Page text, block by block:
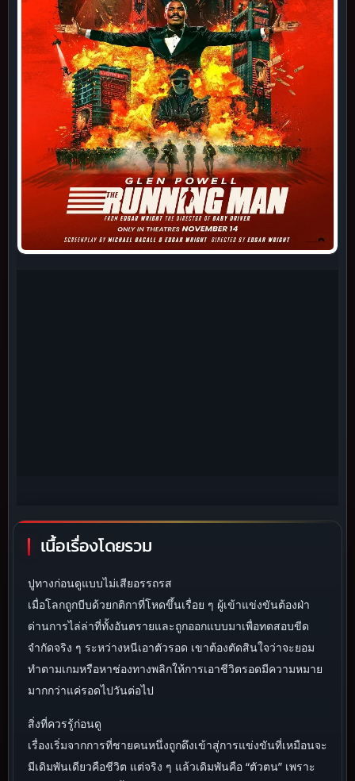
เนื้อเรื่องโดยรวม
ปูทางก่อนดูแบบไม่เสียอรรถรส
เมื่อโลกถูกบีบด้วยกติกาที่โหดขึ้นเรื่อย ๆ ผู้เข้าแข่งขันต้องฝ่า
ด่านการไล่ล่าที่ทั้งอันตรายและถูกออกแบบมาเพื่อทดสอบขีด
จำกัดจริง ๆ ระหว่างหนีเอาตัวรอด เขาต้องตัดสินใจว่าจะยอม
ทำตามเกมหรือหาช่องทางพลิกให้การเอาชีวิตรอดมีความหมาย
มากกว่าแค่รอดไปวันต่อไป
สิ่งที่ควรรู้ก่อนดู
เรื่องเริ่มจากการที่ชายคนหนึ่งถูกดึงเข้าสู่การแข่งขันที่เหมือนจะ
มีเดิมพันเดียวคือชีวิต แต่จริง ๆ แล้วเดิมพันคือ “ตัวตน” เพราะ